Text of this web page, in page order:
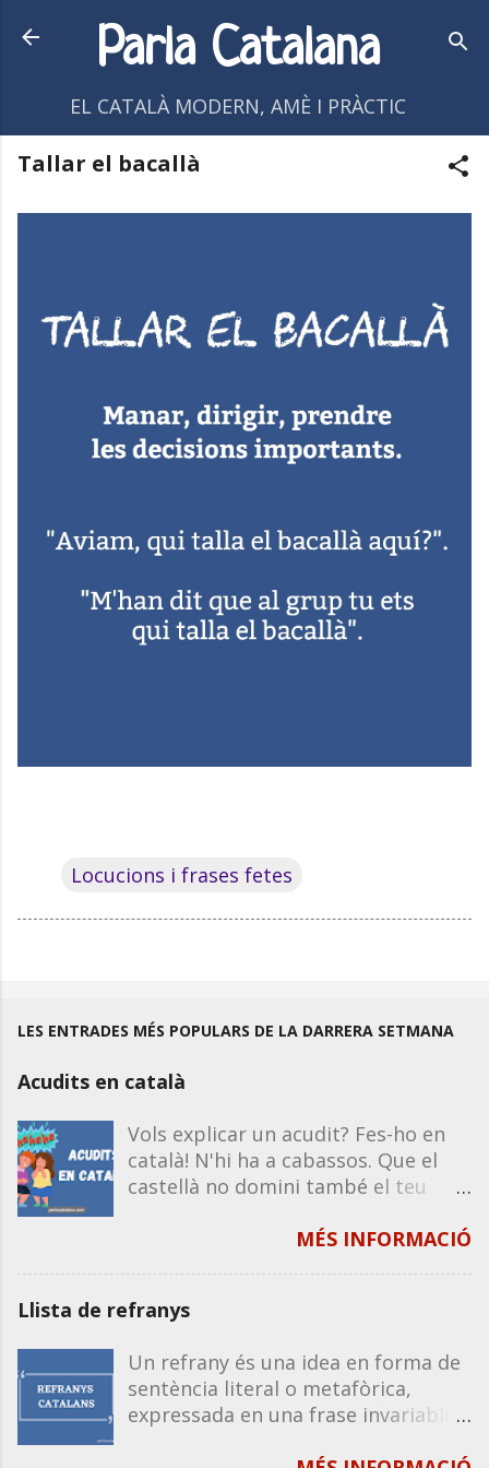
Salta al contingut principal
Parla Catalana
EL CATALÀ MODERN, AMÈ I PRÀCTIC
Tallar el bacallà
Locucions i frases fetes
LES ENTRADES MÉS POPULARS DE LA DARRERA SETMANA
Acudits en català
Vols explicar un acudit? Fes-ho en
català! N'hi ha a cabassos. Que el
castellà no domini també el teu
d'acudits funcionen igual en castellà
significats propis de la llengua. Per
pots explicar en català. A
continuació, et deixo una sèrie de
tongades d'acudits per compartir
MÉS INFORMACIÓ
Llista de refranys
Un refrany és una idea en forma de
sentència literal o metafòrica,
expressada en una frase invariable,